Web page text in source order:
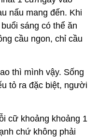
nấu mang đến. Khi
sáng có thể ăn
cầu ngon, chỉ cầu
thì mình vậy. Sống
tỏ ra đặc biệt, người
cữ khoảng khoảng 1
chứ không phải